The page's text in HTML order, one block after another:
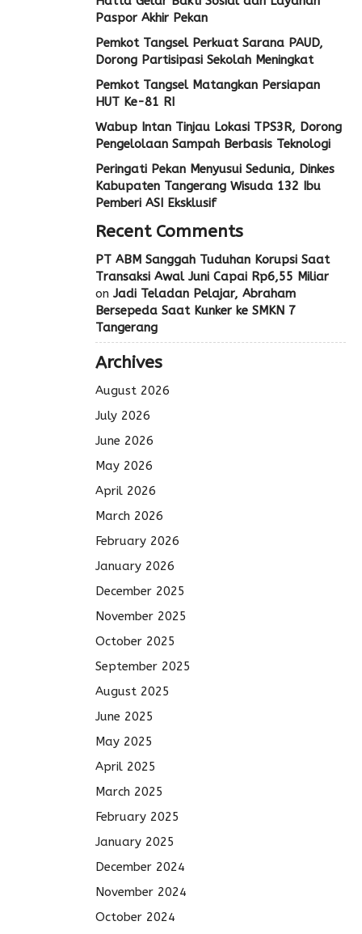
Paspor Akhir Pekan
Pemkot Tangsel Perkuat Sarana PAUD,
Dorong Partisipasi Sekolah Meningkat
Pemkot Tangsel Matangkan Persiapan
HUT Ke-81 RI
Wabup Intan Tinjau Lokasi TPS3R, Dorong
Pengelolaan Sampah Berbasis Teknologi
Peringati Pekan Menyusui Sedunia, Dinkes
Kabupaten Tangerang Wisuda 132 Ibu
Pemberi ASI Eksklusif
Recent Comments
PT ABM Sanggah Tuduhan Korupsi Saat
Transaksi Awal Juni Capai Rp6,55 Miliar
on Jadi Teladan Pelajar, Abraham
Bersepeda Saat Kunker ke SMKN 7
Tangerang
Archives
August 2026
July 2026
June 2026
May 2026
April 2026
March 2026
February 2026
January 2026
December 2025
November 2025
October 2025
September 2025
August 2025
June 2025
May 2025
April 2025
March 2025
February 2025
January 2025
December 2024
November 2024
October 2024